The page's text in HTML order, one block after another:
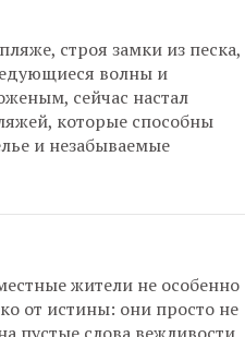
строя замки из песка,
волны и
сейчас настал
которые способны
и незабываемые
жители не особенно
от истины: они просто не